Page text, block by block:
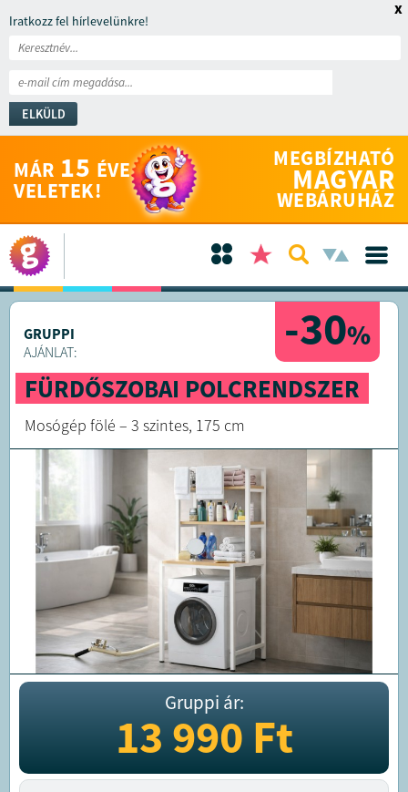
Iratkozz fel hírlevelünkre!
ELKÜLD
x
MÁR 15 ÉVE
VELETEK!
MEGBÍZHATÓ
MAGYAR
WEBÁRUHÁZ
-30%
GRUPPI
AJÁNLAT:
FÜRDŐSZOBAI POLCRENDSZER
Mosógép fölé – 3 szintes, 175 cm
Gruppi ár:
13 990Ft